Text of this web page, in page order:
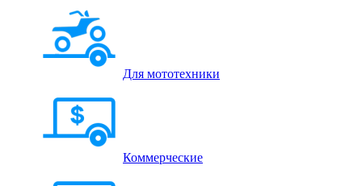
Для мототехники
Коммерческие